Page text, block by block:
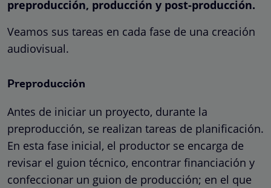
preproducción, producción y post-producción.
Veamos sus tareas en cada fase de una creación
audiovisual.
Preproducción
Antes de iniciar un proyecto, durante la
preproducción, se realizan tareas de planificación.
En esta fase inicial, el productor se encarga de
revisar el guion técnico, encontrar financiación y
confeccionar un guion de producción; en el que